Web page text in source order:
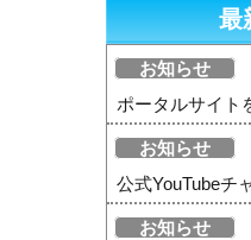
最
お知らせ
ポータルサイト
お知らせ
公式YouTubeチ
お知らせ